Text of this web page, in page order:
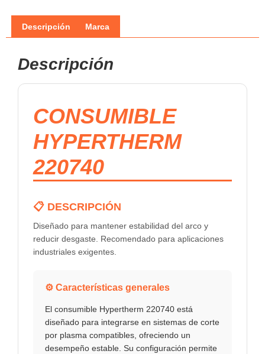
Descripción Marca
Descripción
CONSUMIBLE
HYPERTHERM
220740
📋 DESCRIPCIÓN
Diseñado para mantener estabilidad del arco y
reducir desgaste. Recomendado para aplicaciones
industriales exigentes.
⚙️ Características generales
El consumible Hypertherm 220740 está
diseñado para integrarse en sistemas de corte
por plasma compatibles, ofreciendo un
desempeño estable. Su configuración permite